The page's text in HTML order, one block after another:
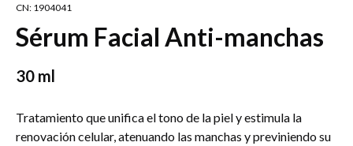
CN: 1904041
Sérum Facial Anti-manchas
30 ml
Tratamiento que unifica el tono de la piel y estimula la
renovación celular, atenuando las manchas y previniendo su